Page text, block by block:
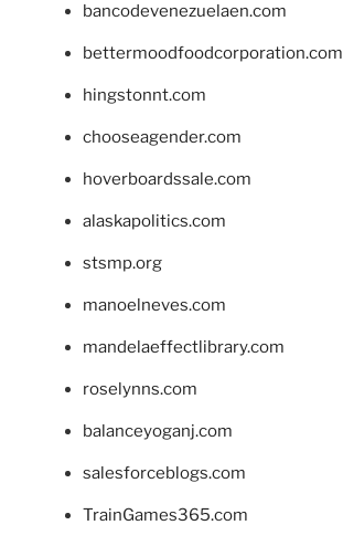
bancodevenezuelaen.com
bettermoodfoodcorporation.com
hingstonnt.com
chooseagender.com
hoverboardssale.com
alaskapolitics.com
stsmp.org
manoelneves.com
mandelaeffectlibrary.com
roselynns.com
balanceyoganj.com
salesforceblogs.com
TrainGames365.com